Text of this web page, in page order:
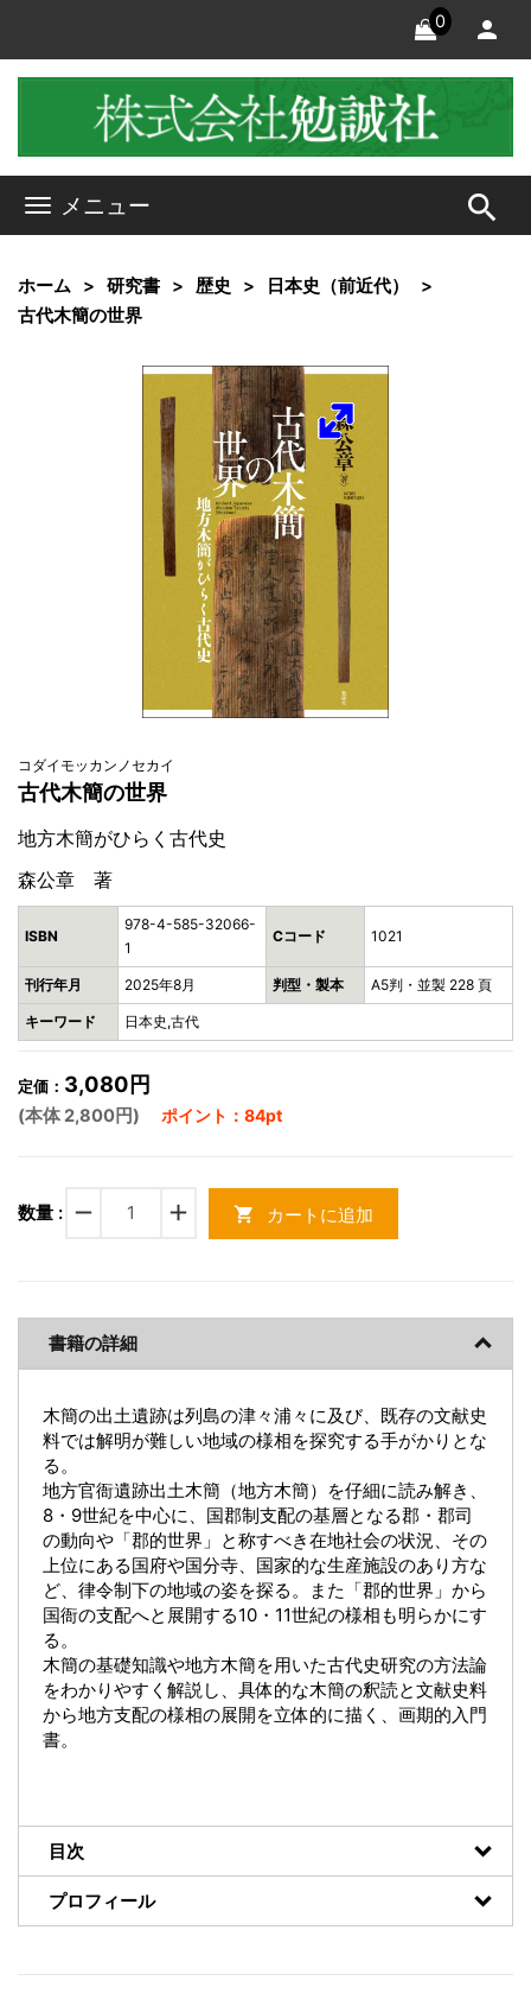
0
メニュー search
ホーム 研究書 歴史
日本史（前近代）
古代木簡の世界
コダイモッカンノセカイ
古代木簡の世界
地方木簡がひらく古代史
森公章 著
ISBN
978-4-585-32066-
1
Cコード 1021
刊行年月 2025年8月 判型・製本 A5判・並製 228 頁
キーワード 日本史,古代
定価： 3,080円
(本体 2,800円) ポイント：84pt
数量 : remove add shopping_cart カートに追加
書籍の詳細
木簡の出土遺跡は列島の津々浦々に及び、既存の文献史
料では解明が難しい地域の様相を探究する手がかりとな
る。
地方官衙遺跡出土木簡（地方木簡）を仔細に読み解き、
8・9世紀を中心に、国郡制支配の基層となる郡・郡司
の動向や「郡的世界」と称すべき在地社会の状況、その
上位にある国府や国分寺、国家的な生産施設のあり方な
ど、律令制下の地域の姿を探る。また「郡的世界」から
国衙の支配へと展開する10・11世紀の様相も明らかにす
る。
木簡の基礎知識や地方木簡を用いた古代史研究の方法論
をわかりやすく解説し、具体的な木簡の釈読と文献史料
から地方支配の様相の展開を立体的に描く、画期的入門
書。
目次
プロフィール